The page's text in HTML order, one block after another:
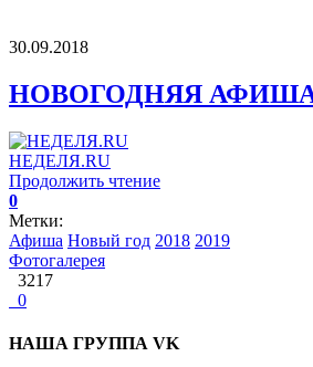
30.09.2018
НОВОГОДНЯЯ АФИША
НЕДЕЛЯ.RU
Продолжить чтение
0
Метки:
Афиша Новый год 2018 2019
Фотогалерея
3217
0
НАША ГРУППА VK